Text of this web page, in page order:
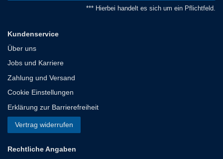
*** Hierbei handelt es sich um ein Pflichtfeld.
Kundenservice
Über uns
Jobs und Karriere
Zahlung und Versand
Cookie Einstellungen
Erklärung zur Barrierefreiheit
Vertrag widerrufen
Rechtliche Angaben